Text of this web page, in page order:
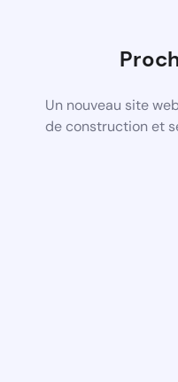
Un nouveau site
de construction et